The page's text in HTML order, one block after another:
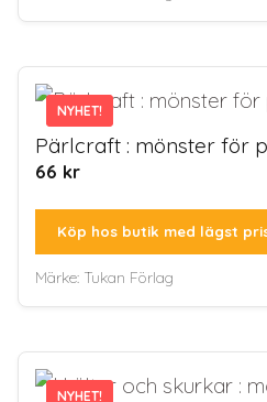
NYHET!
NYHET!
Pärlcraft : mönster för
66 kr
Köp hos butik med lägst
Märke: Tukan Förlag
NYHET!
NYHET!